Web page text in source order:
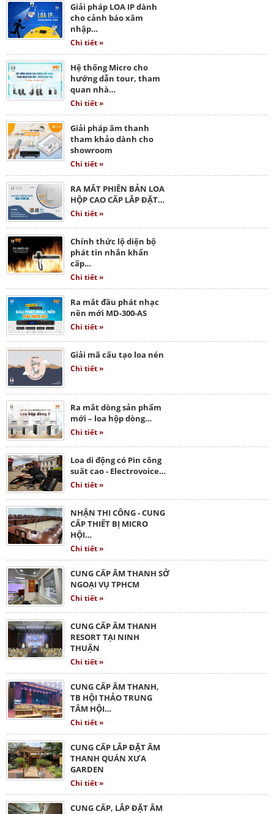
Giải pháp LOA IP dành
cho cảnh báo xâm
nhập…
Chi tiết »
Hệ thống Micro cho
hướng dẫn tour, tham
quan nhà…
Chi tiết »
Giải pháp âm thanh
tham khảo dành cho
showroom
Chi tiết »
RA MẮT PHIÊN BẢN LOA
HỘP CAO CẤP LẮP ĐẶT…
Chi tiết »
Chính thức lộ diện bộ
phát tin nhắn khẩn
cấp…
Chi tiết »
Ra mắt đầu phát nhạc
nền mới MD-300-AS
Chi tiết »
Giải mã cấu tạo loa nén
Chi tiết »
Ra mắt dòng sản phẩm
mới – loa hộp dòng…
Chi tiết »
Loa di động có Pin công
suất cao - Electrovoice…
Chi tiết »
NHẬN THI CÔNG - CUNG
CẤP THIẾT BỊ MICRO
HỘI…
Chi tiết »
CUNG CẤP ÂM THANH SỞ
NGOẠI VỤ TPHCM
Chi tiết »
CUNG CẤP ÂM THANH
RESORT TẠI NINH
THUẬN
Chi tiết »
CUNG CẤP ÂM THANH,
TB HỘI THẢO TRUNG
TÂM HỘI…
Chi tiết »
CUNG CẤP LẮP ĐẶT ÂM
THANH QUÁN XƯA
GARDEN
Chi tiết »
CUNG CẤP, LẮP ĐẶT ÂM